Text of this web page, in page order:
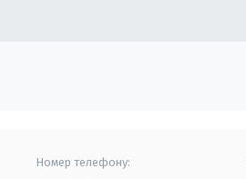
Номер телефону: